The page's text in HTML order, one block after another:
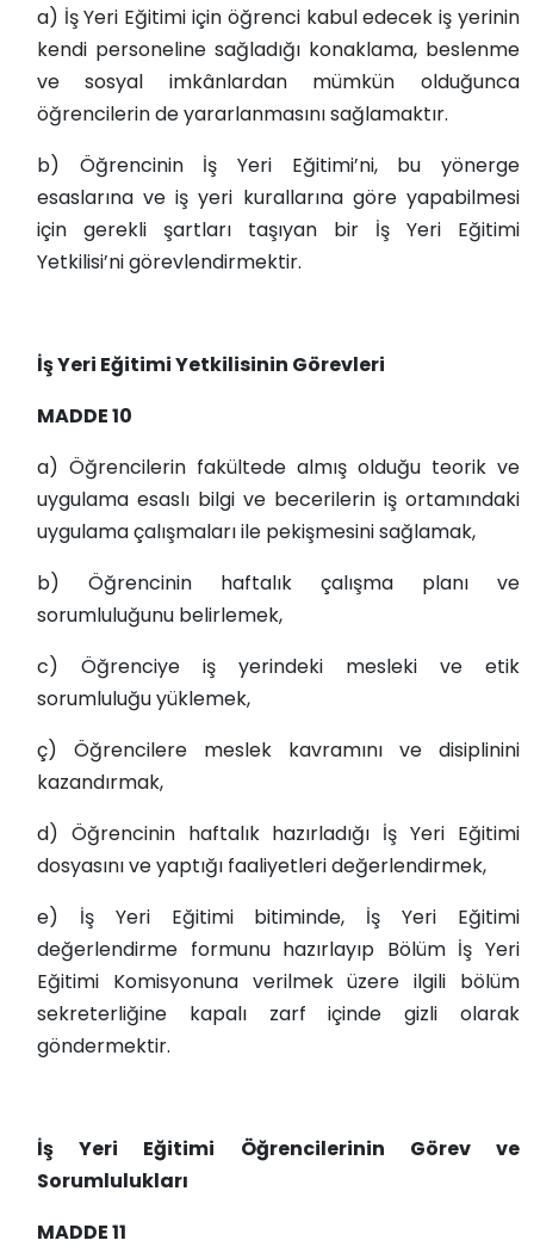
a) İş Yeri Eğitimi için öğrenci kabul edecek iş yerinin
kendi personeline sağladığı konaklama, beslenme
ve sosyal imkânlardan mümkün olduğunca
öğrencilerin de yararlanmasını sağlamaktır.
b) Öğrencinin İş Yeri Eğitimi’ni, bu yönerge
esaslarına ve iş yeri kurallarına göre yapabilmesi
için gerekli şartları taşıyan bir İş Yeri Eğitimi
Yetkilisi’ni görevlendirmektir.
İş Yeri Eğitimi Yetkilisinin Görevleri
MADDE 10
a) Öğrencilerin fakültede almış olduğu teorik ve
uygulama esaslı bilgi ve becerilerin iş ortamındaki
uygulama çalışmaları ile pekişmesini sağlamak,
b) Öğrencinin haftalık çalışma planı ve
sorumluluğunu belirlemek,
c) Öğrenciye iş yerindeki mesleki ve etik
sorumluluğu yüklemek,
ç) Öğrencilere meslek kavramını ve disiplinini
kazandırmak,
d) Öğrencinin haftalık hazırladığı İş Yeri Eğitimi
dosyasını ve yaptığı faaliyetleri değerlendirmek,
e) İş Yeri Eğitimi bitiminde, İş Yeri Eğitimi
değerlendirme formunu hazırlayıp Bölüm İş Yeri
Eğitimi Komisyonuna verilmek üzere ilgili bölüm
sekreterliğine kapalı zarf içinde gizli olarak
göndermektir.
İş Yeri Eğitimi Öğrencilerinin Görev ve
Sorumlulukları
MADDE 11